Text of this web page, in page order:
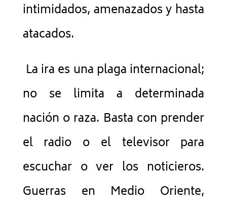
intimidados, amenazados y hasta
atacados.
La ira es una plaga internacional;
no se limita a determinada
nación o raza. Basta con prender
el radio o el televisor para
escuchar o ver los noticieros.
Guerras en Medio Oriente,